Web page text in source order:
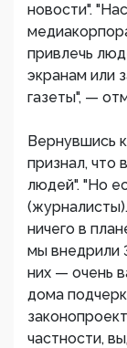
новости".
привлечь
экранам или
газеты", —
Вернувшись
признал, что
людей". "Но
ничего в
мы внедрили
них — очень
дома
частности,